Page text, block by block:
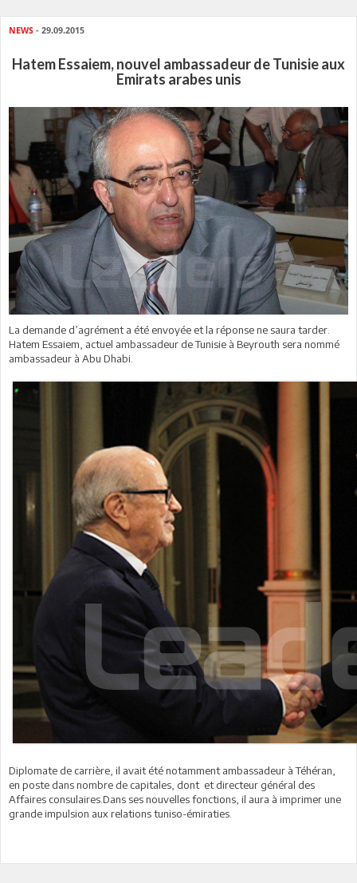
NEWS - 29.09.2015
Hatem Essaiem, nouvel ambassadeur de Tunisie aux
Emirats arabes unis
La demande d’agrément a été envoyée et la réponse ne saura tarder.
Hatem Essaiem, actuel ambassadeur de Tunisie à Beyrouth sera nommé
ambassadeur à Abu Dhabi.
Diplomate de carrière, il avait été notamment ambassadeur à Téhéran,
en poste dans nombre de capitales, dont et directeur général des
Affaires consulaires.Dans ses nouvelles fonctions, il aura à imprimer une
grande impulsion aux relations tuniso-émiraties.